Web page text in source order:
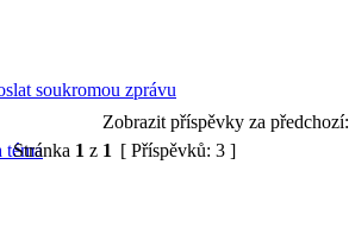
Zobrazit příspěvky za předchozí:
Stránka 1 z 1 [ Příspěvků: 3 ]